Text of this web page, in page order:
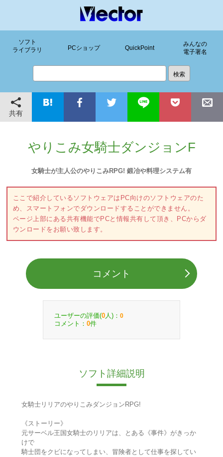
ソフト
ライブラリ
PCショップ QuickPoint
みんなの
電子署名
共有
やりこみ女騎士ダンジョンF
女騎士が主人公のやりこみRPG! 鍛冶や料理システム有
ここで紹介しているソフトウェアはPC向けのソフトウェアのた
め、スマートフォンでダウンロードすることができません。
ページ上部にある共有機能でPCと情報共有して頂き、PCからダ
ウンロードをお願い致します。
コメント
ユーザーの評価(0 人)： 0
コメント： 0件
ソフト詳細説明
女騎士リリアのやりこみダンジョンRPG!
《ストーリー》
元サーベル王国女騎士のリリアは、とある《事件》がきっか
けで
騎士団をクビになってしまい、冒険者として仕事を探してい